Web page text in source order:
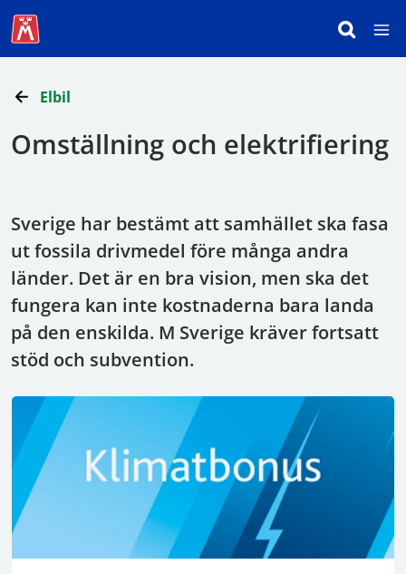
Elbil
Omställning och elektrifiering
Sverige har bestämt att samhället ska fasa
ut fossila drivmedel före många andra
länder. Det är en bra vision, men ska det
fungera kan inte kostnaderna bara landa
på den enskilda. M Sverige kräver fortsatt
stöd och subvention.